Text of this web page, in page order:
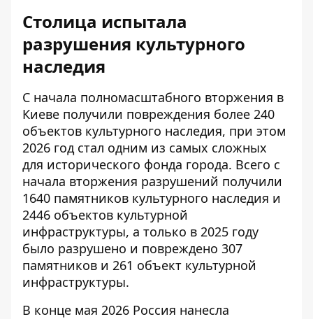
Столица испытала
разрушения культурного
наследия
С начала полномасштабного вторжения в
Киеве получили повреждения более 240
объектов культурного наследия, при этом
2026 год стал одним из самых сложных
для исторического фонда города. Всего с
начала вторжения разрушений получили
1640 памятников культурного наследия и
2446 объектов культурной
инфраструктуры, а только в 2025 году
было разрушено и повреждено 307
памятников и 261 объект культурной
инфраструктуры.
В конце мая 2026 Россия нанесла